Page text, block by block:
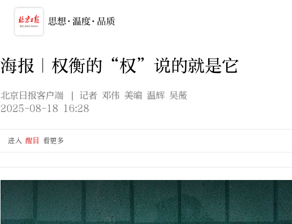
海报｜权衡的“权”说的就是它
北京日报客户端
| 记者 邓伟 美编 温辉 吴薇
2025-08-18 16:28
进入 醒目 看更多